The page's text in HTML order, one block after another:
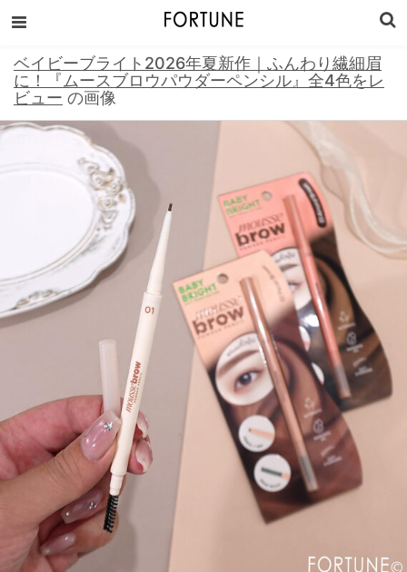
ベイビーブライト2026年夏新作｜ふんわり繊細眉
に！『ムースブロウパウダーペンシル』全4色をレ
ビュー の画像